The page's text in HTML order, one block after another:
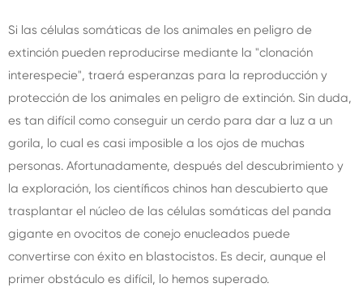
Si las células somáticas de los animales en peligro de
extinción pueden reproducirse mediante la "clonación
interespecie", traerá esperanzas para la reproducción y
protección de los animales en peligro de extinción. Sin duda,
es tan difícil como conseguir un cerdo para dar a luz a un
gorila, lo cual es casi imposible a los ojos de muchas
personas. Afortunadamente, después del descubrimiento y
la exploración, los científicos chinos han descubierto que
trasplantar el núcleo de las células somáticas del panda
gigante en ovocitos de conejo enucleados puede
convertirse con éxito en blastocistos. Es decir, aunque el
primer obstáculo es difícil, lo hemos superado.